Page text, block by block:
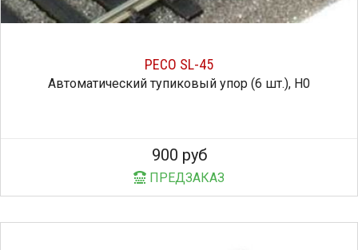
PECO SL-45
Автоматический тупиковый упор (6 шт.), H0
900 руб
ПРЕДЗАКАЗ